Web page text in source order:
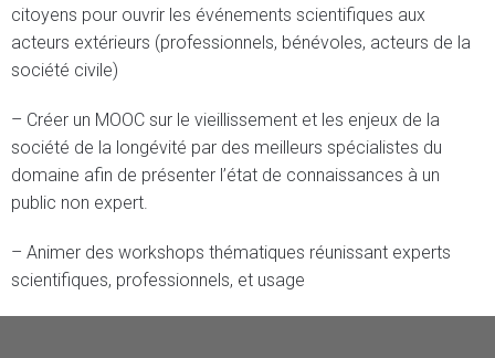
citoyens pour ouvrir les événements scientifiques aux
acteurs extérieurs (professionnels, bénévoles, acteurs de la
société civile)
– Créer un MOOC sur le vieillissement et les enjeux de la
société de la longévité par des meilleurs spécialistes du
domaine afin de présenter l’état de connaissances à un
public non expert.
– Animer des workshops thématiques réunissant experts
scientifiques, professionnels, et usage